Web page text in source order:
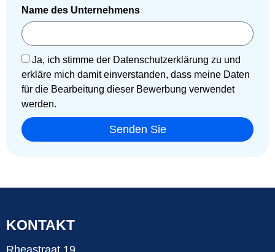
Name des Unternehmens
Ja, ich stimme der Datenschutzerklärung zu und
erkläre mich damit einverstanden, dass meine Daten
für die Bearbeitung dieser Bewerbung verwendet
werden.
Senden Sie
KONTAKT
Rheastraat 19